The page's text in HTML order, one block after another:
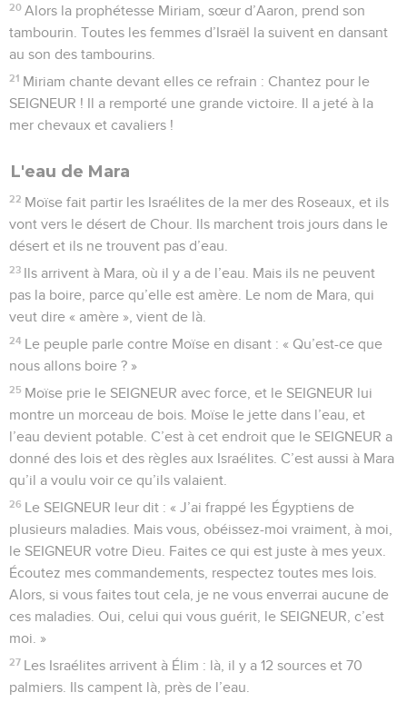
20 Alors la prophétesse Miriam, sœur d’Aaron, prend son
tambourin. Toutes les femmes d’Israël la suivent en dansant
au son des tambourins.
21 Miriam chante devant elles ce refrain : Chantez pour le
SEIGNEUR ! Il a remporté une grande victoire. Il a jeté à la
mer chevaux et cavaliers !
L'eau de Mara
22 Moïse fait partir les Israélites de la mer des Roseaux, et ils
vont vers le désert de Chour. Ils marchent trois jours dans le
désert et ils ne trouvent pas d’eau.
23 Ils arrivent à Mara, où il y a de l’eau. Mais ils ne peuvent
pas la boire, parce qu’elle est amère. Le nom de Mara, qui
veut dire « amère », vient de là.
24 Le peuple parle contre Moïse en disant : « Qu’est-ce que
nous allons boire ? »
25 Moïse prie le SEIGNEUR avec force, et le SEIGNEUR lui
montre un morceau de bois. Moïse le jette dans l’eau, et
l’eau devient potable. C’est à cet endroit que le SEIGNEUR a
donné des lois et des règles aux Israélites. C’est aussi à Mara
qu’il a voulu voir ce qu’ils valaient.
26 Le SEIGNEUR leur dit : « J’ai frappé les Égyptiens de
plusieurs maladies. Mais vous, obéissez-moi vraiment, à moi,
le SEIGNEUR votre Dieu. Faites ce qui est juste à mes yeux.
Écoutez mes commandements, respectez toutes mes lois.
Alors, si vous faites tout cela, je ne vous enverrai aucune de
ces maladies. Oui, celui qui vous guérit, le SEIGNEUR, c’est
moi. »
27 Les Israélites arrivent à Élim : là, il y a 12 sources et 70
palmiers. Ils campent là, près de l’eau.